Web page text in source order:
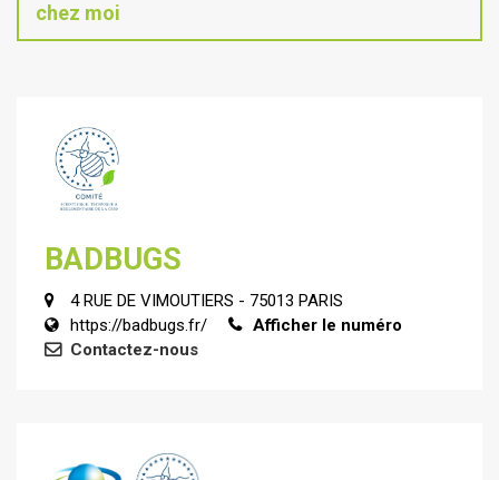
chez moi
BADBUGS
4 RUE DE VIMOUTIERS - 75013 PARIS
https://badbugs.fr/
Afficher le numéro
Contactez-nous